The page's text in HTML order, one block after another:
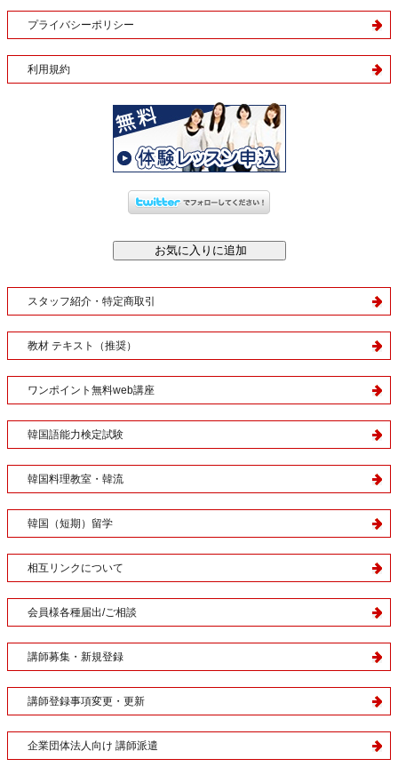
プライバシーポリシー
利用規約
スタッフ紹介・特定商取引
教材 テキスト（推奨）
ワンポイント無料web講座
韓国語能力検定試験
韓国料理教室・韓流
韓国（短期）留学
相互リンクについて
会員様各種届出/ご相談
講師募集・新規登録
講師登録事項変更・更新
企業団体法人向け 講師派遣